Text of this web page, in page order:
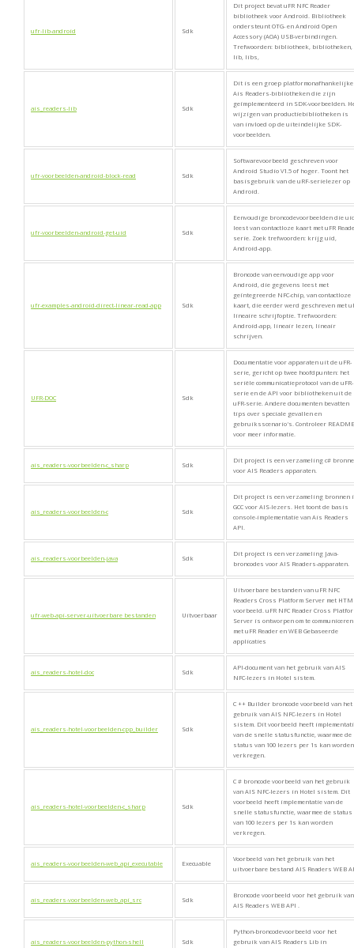
ufr-lib-android Sdk
Dit project bevat uFR NFC Reader
bibliotheek voor Android. Bibliotheek
ondersteunt OTG- en Android Open
Accessory (AOA) USB-verbindingen.
Trefwoorden: bibliotheek, bibliotheken,
lib, libs,
ais_readers-lib Sdk
Dit is een groep platformonafhankelijke
Ais Readers-bibliotheken die zijn
geïmplementeerd in SDK-voorbeelden.
wijzigen van productiebibliotheken is
van invloed op de uiteindelijke SDK-
voorbeelden.
ufr-voorbeelden-android-block-read Sdk
Softwarevoorbeeld geschreven voor
Android Studio V1.5 of hoger. Toont het
basisgebruik van de uRF-serielezer op
Android.
ufr-voorbeelden-android-get-uid Sdk
Eenvoudige broncodevoorbeelden die
leest van contactloze kaart met uFR
serie. Zoek trefwoorden: krijg uid,
Android-app.
ufr-examples-android-direct-linear-read-app Sdk
Broncode van eenvoudige app voor
Android, die gegevens leest met
geïntegreerde NFC-chip, van contactloze
kaart, die eerder werd geschreven met
lineaire schrijfoptie. Trefwoorden:
Android-app, lineair lezen, lineair
schrijven.
UFR-DOC Sdk
Documentatie voor apparaten uit de uFR-
serie, gericht op twee hoofdpunten: het
seriële communicatieprotocol van de uFR-
serie en de API voor bibliotheken uit de
uFR-serie. Andere documenten bevatten
tips over speciale gevallen en
gebruiksscenario's. Controleer README
voor meer informatie.
ais_readers-voorbeelden-c_sharp Sdk
Dit project is een verzameling c#
voor AIS Readers apparaten.
ais_readers-voorbeelden-c Sdk
Dit project is een verzameling bronnen
GCC voor AIS-lezers. Het toont de basis
console-implementatie van Ais Readers
API.
ais_readers-voorbeelden-java Sdk
Dit project is een verzameling Java-
broncodes voor AIS Readers-apparaten.
ufr-web-api-server-uitvoerbare bestanden Uitvoerbaar
Uitvoerbare bestanden van uFR NFC
Readers Cross Platform Server met
voorbeeld. uFR NFC Reader Cross
Server is ontworpen om te communiceren
met uFR Reader en WEB Gebaseerde
applicaties
ais_readers-hotel-doc Sdk
API-document van het gebruik van AIS
NFC-lezers in Hotel sistem.
ais_readers-hotel-voorbeelden-cpp_builder Sdk
C ++ Builder broncode voorbeeld van het
gebruik van AIS NFC-lezers in Hotel
sistem. Dit voorbeeld heeft
van de snelle statusfunctie, waarmee de
status van 100 lezers per 1s kan worden
verkregen.
ais_readers-hotel-voorbeelden-c_sharp Sdk
C # broncode voorbeeld van het gebruik
van AIS NFC-lezers in Hotel sistem. Dit
voorbeeld heeft implementatie van de
snelle statusfunctie, waarmee de status
van 100 lezers per 1s kan worden
verkregen.
ais_readers-voorbeelden-web_api_executable Execuable
Voorbeeld van het gebruik van het
uitvoerbare bestand AIS Readers WEB
ais_readers-voorbeelden-web_api_src Sdk
Broncode voorbeeld voor het gebruik van
AIS Readers WEB API .
ais_readers-voorbeelden-python-shell Sdk
Python-broncodevoorbeeld voor het
gebruik van AIS Readers Lib in